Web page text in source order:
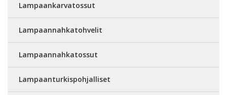
Lampaankarvatossut
Lampaannahkatohvelit
Lampaannahkatossut
Lampaanturkispohjalliset